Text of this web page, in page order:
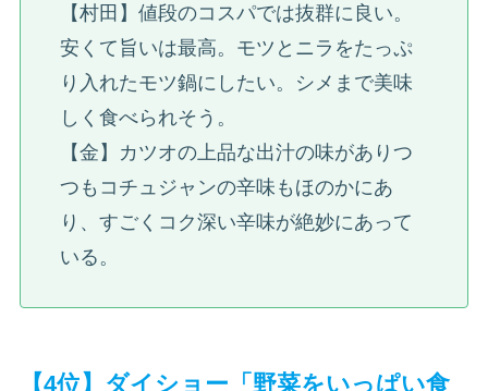
【村田】値段のコスパでは抜群に良い。
安くて旨いは最高。モツとニラをたっぷ
り入れたモツ鍋にしたい。シメまで美味
しく食べられそう。
【金】カツオの上品な出汁の味がありつ
つもコチュジャンの辛味もほのかにあ
り、すごくコク深い辛味が絶妙にあって
いる。
【4位】ダイショー「野菜をいっぱい食